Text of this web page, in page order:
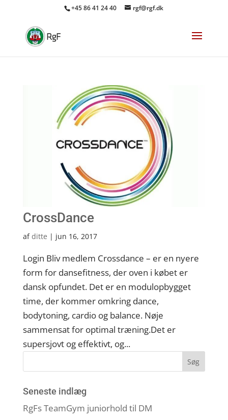
+45 86 41 24 40 rgf@rgf.dk
CrossDance
afditte | jun 16, 2017
Login Bliv medlem Crossdance – er en nyere
form for dansefitness, der oven i købet er
dansk opfundet. Det er en modulopbygget
time, der kommer omkring dance,
bodytoning, cardio og balance. Nøje
sammensat for optimal træning.Det er
supersjovt og effektivt, og...
Seneste indlæg
RgFs TeamGym juniorhold til DM